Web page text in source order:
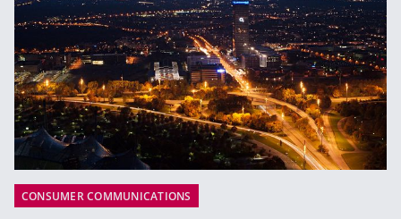
CONSUMER COMMUNICATIONS